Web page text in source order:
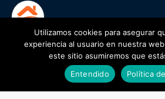
Encuentra tu lugar
Alejandro
Pulgarín
1
Utilizamos cookies para asegurar
experiencia al usuario en nuestra
este sitio asumiremos que
Entendido
Política